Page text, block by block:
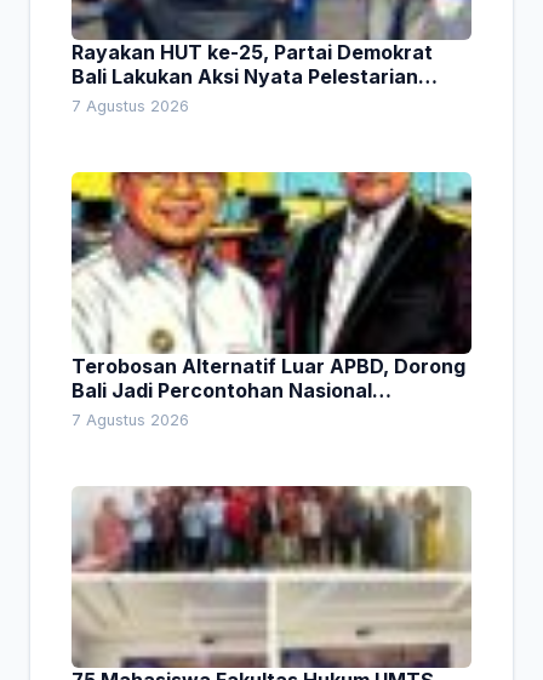
Rayakan HUT ke-25, Partai Demokrat
Bali Lakukan Aksi Nyata Pelestarian
Lingkungan
7 Agustus 2026
Terobosan Alternatif Luar APBD, Dorong
Bali Jadi Percontohan Nasional
Pembiayaan Daerah
7 Agustus 2026